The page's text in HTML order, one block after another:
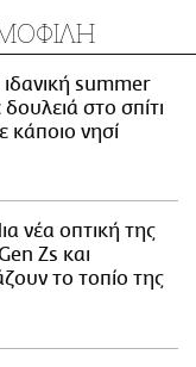
summer
στο σπίτι
κάποιο νησί
νέα οπτική της
Zs και
το τοπίο της